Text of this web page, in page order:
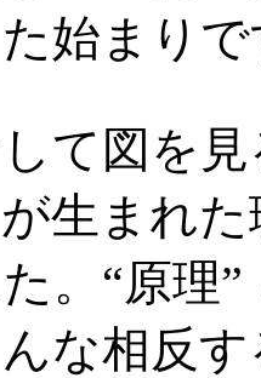
始まりで
て図を見
が生まれ
。“原理
な相反す